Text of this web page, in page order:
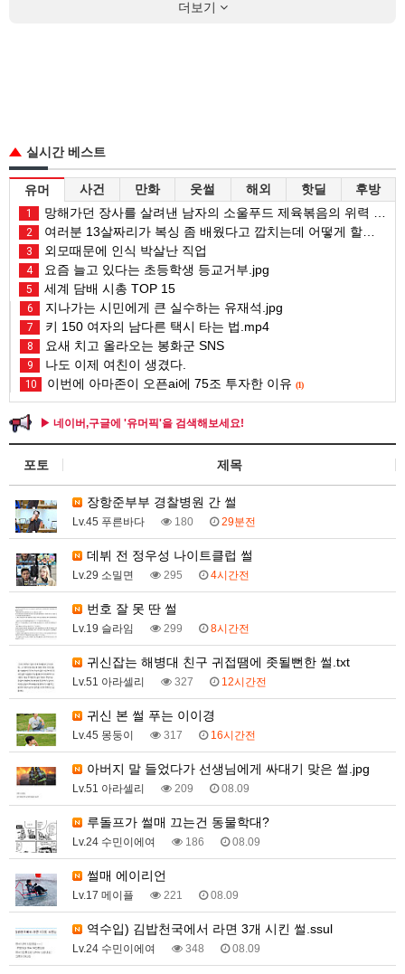
더보기
실시간 베스트
유머 사건 만화 웃썰 해외 핫딜 후방
1 망해가던 장사를 살려낸 남자의 소울푸드 제육볶음의 위력 ㅋㅋ
2 여러분 13살짜리가 복싱 좀 배웠다고 깝치는데 어떻게 할까요?
3 외모때문에 인식 박살난 직업
4 요즘 늘고 있다는 초등학생 등교거부.jpg
5 세계 담배 시총 TOP 15
6 지나가는 시민에게 큰 실수하는 유재석.jpg
7 키 150 여자의 남다른 택시 타는 법.mp4
8 요새 치고 올라오는 봉화군 SNS
9 나도 이제 여친이 생겼다.
10 이번에 아마존이 오픈ai에 75조 투자한 이유 (1)
▶ 네이버,구글에 '유머픽'을 검색해보세요!
포토 제목
장항준부부 경찰병원 간 썰
Lv.45 푸른바다 180 29분전
데뷔 전 정우성 나이트클럽 썰
Lv.29 소밀면 295 4시간전
번호 잘 못 딴 썰
Lv.19 슬라임 299 8시간전
귀신잡는 해병대 친구 귀접땜에 좃될뻔한 썰.txt
Lv.51 아라셀리 327 12시간전
귀신 본 썰 푸는 이이경
Lv.45 몽둥이 317 16시간전
아버지 말 들었다가 선생님에게 싸대기 맞은 썰.jpg
Lv.51 아라셀리 209 08.09
루돌프가 썰매 끄는건 동물학대?
Lv.24 수민이에여 186 08.09
썰매 에이리언
Lv.17 메이플 221 08.09
역수입) 김밥천국에서 라면 3개 시킨 썰.ssul
Lv.24 수민이에여 348 08.09